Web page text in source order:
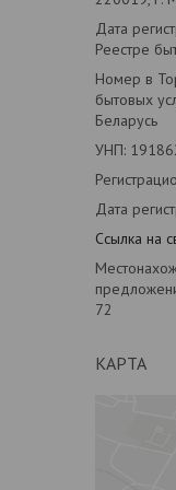
Дата
Реестре
Номер в
бытовых
Беларусь
УНП:
Дата
Ссылка на
72
КАРТА